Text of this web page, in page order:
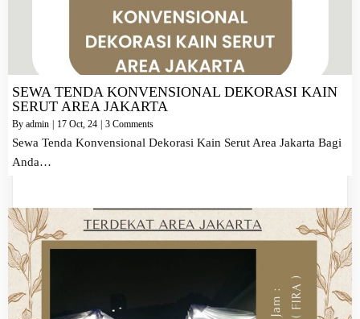
SEWA TENDA KONVENSIONAL DEKORASI KAIN
SERUT AREA JAKARTA
By admin 17 Oct, 24 3 Comments
Sewa Tenda Konvensional Dekorasi Kain Serut Area Jakarta Bagi
Anda…